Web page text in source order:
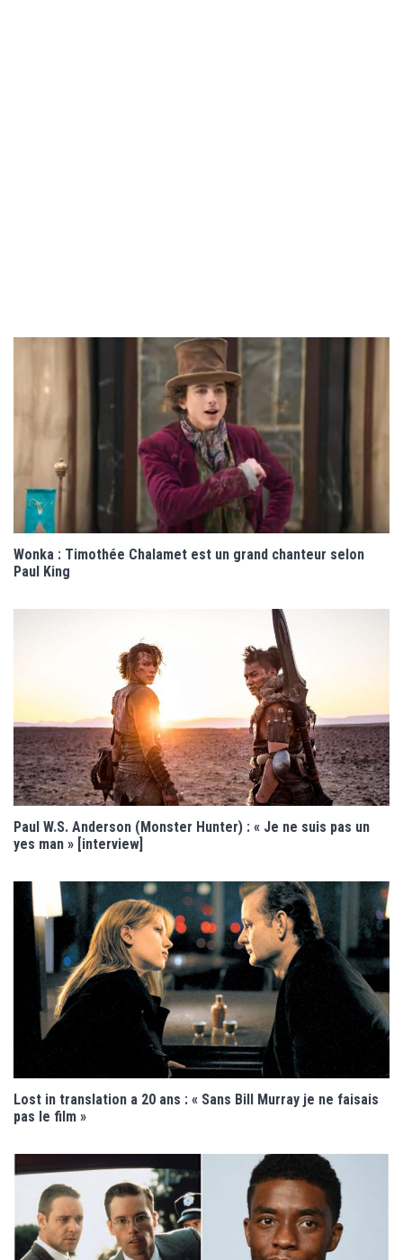
Wonka : Timothée Chalamet est un grand chanteur selon
Paul King
Paul W.S. Anderson (Monster Hunter) : « Je ne suis pas un
yes man » [interview]
Lost in translation a 20 ans : « Sans Bill Murray je ne faisais
pas le film »